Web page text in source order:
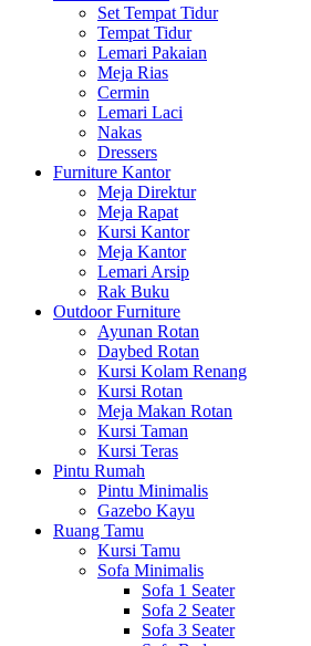
Set Tempat Tidur
Tempat Tidur
Lemari Pakaian
Meja Rias
Cermin
Lemari Laci
Nakas
Dressers
Furniture Kantor
Meja Direktur
Meja Rapat
Kursi Kantor
Meja Kantor
Lemari Arsip
Rak Buku
Outdoor Furniture
Ayunan Rotan
Daybed Rotan
Kursi Kolam Renang
Kursi Rotan
Meja Makan Rotan
Kursi Taman
Kursi Teras
Pintu Rumah
Pintu Minimalis
Gazebo Kayu
Ruang Tamu
Kursi Tamu
Sofa Minimalis
Sofa 1 Seater
Sofa 2 Seater
Sofa 3 Seater